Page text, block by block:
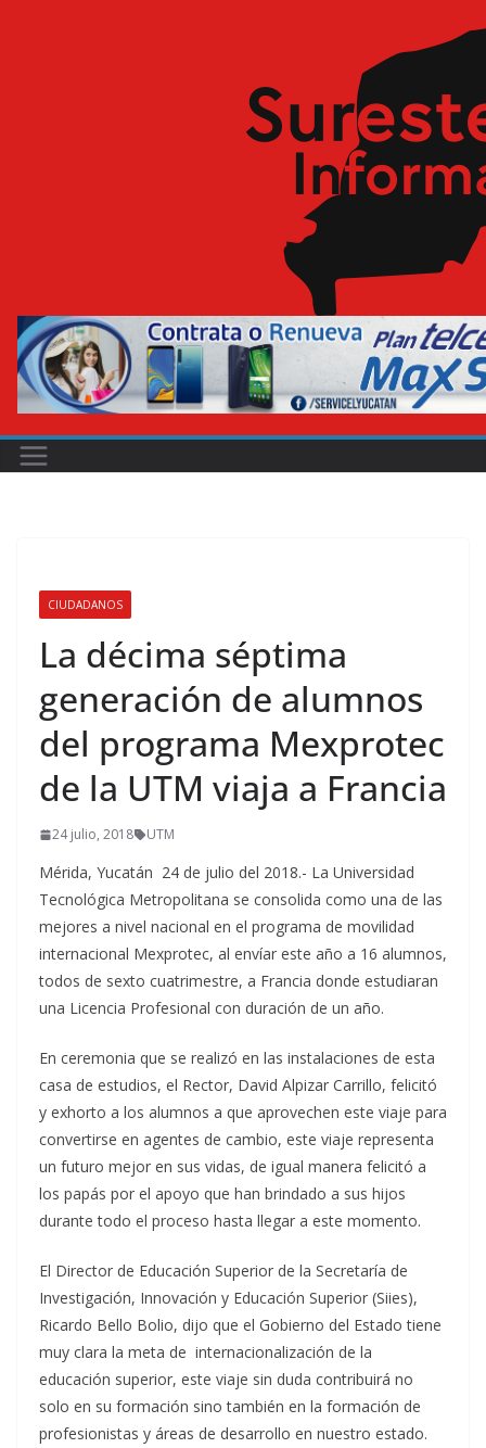
CIUDADANOS
La décima séptima
generación de alumnos
del programa Mexprotec
de la UTM viaja a Francia
24 julio, 2018 UTM
Mérida, Yucatán 24 de julio del 2018.- La Universidad
Tecnológica Metropolitana se consolida como una de las
mejores a nivel nacional en el programa de movilidad
internacional Mexprotec, al envíar este año a 16 alumnos,
todos de sexto cuatrimestre, a Francia donde estudiaran
una Licencia Profesional con duración de un año.
En ceremonia que se realizó en las instalaciones de esta
casa de estudios, el Rector, David Alpizar Carrillo, felicitó
y exhorto a los alumnos a que aprovechen este viaje para
convertirse en agentes de cambio, este viaje representa
un futuro mejor en sus vidas, de igual manera felicitó a
los papás por el apoyo que han brindado a sus hijos
durante todo el proceso hasta llegar a este momento.
El Director de Educación Superior de la Secretaría de
Investigación, Innovación y Educación Superior (Siies),
Ricardo Bello Bolio, dijo que el Gobierno del Estado tiene
muy clara la meta de internacionalización de la
educación superior, este viaje sin duda contribuirá no
solo en su formación sino también en la formación de
profesionistas y áreas de desarrollo en nuestro estado.